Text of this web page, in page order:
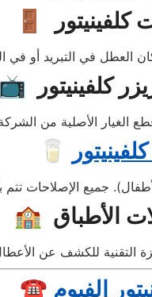
كلفينيتور
كلفينيتور
🥛
الأطباق
☎️ الفيوم